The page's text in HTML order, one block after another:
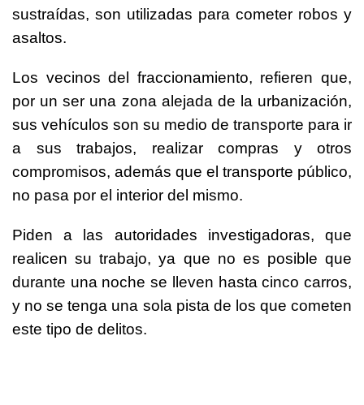
sustraídas, son utilizadas para cometer robos y
asaltos.
Los vecinos del fraccionamiento, refieren que,
por un ser una zona alejada de la urbanización,
sus vehículos son su medio de transporte para ir
a sus trabajos, realizar compras y otros
compromisos, además que el transporte público,
no pasa por el interior del mismo.
Piden a las autoridades investigadoras, que
realicen su trabajo, ya que no es posible que
durante una noche se lleven hasta cinco carros,
y no se tenga una sola pista de los que cometen
este tipo de delitos.